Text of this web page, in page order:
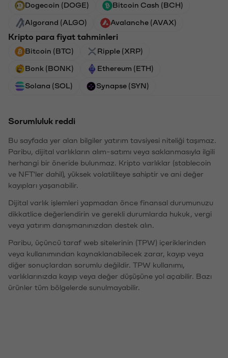
Dogecoin (DOGE) Bitcoin Cash (BCH)
Algorand (ALGO) Avalanche (AVAX)
Kripto para fiyat tahminleri
Bitcoin (BTC) Ripple (XRP)
Bonk (BONK) Ethereum (ETH)
Solana (SOL) Synapse (SYN)
Sorumluluk reddi
Bu sayfada yer alan bilgiler yatırım tavsiyesi niteliği taşımaz.
Paribu, dijital varlıkların alım-satımı veya saklanmasıyla ilgili
herhangi bir öneride bulunmaz. Kripto varlıklar (stablecoin
ve NFT'ler dahil), yüksek volatiliteye sahiptir ve ani değer
kayıpları yaşanabilir.
Dijital varlık işlemleri yapmadan önce finansal durumunuzu
dikkatlice değerlendirin ve gerekli durumlarda hukuk, vergi
veya yatırım danışmanınızdan destek alın.
Paribu, üçüncü taraf web sitelerinin (TPW) içeriklerinden
veya kullanımından kaynaklanabilecek zarar, kayıp veya
diğer sonuçlardan sorumlu değildir. TPW kullanımı,
varlıklarınızda kayıp veya değer düşüşüne yol açabilir. Bazı
ürünler tüm bölgelerde sunulmayabilir.